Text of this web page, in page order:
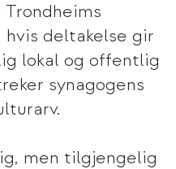
hvis deltakelse gir
lokal og offentlig
synagogens
men tilgjengelig